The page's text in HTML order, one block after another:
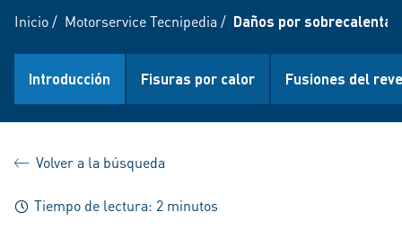
Inicio/ Motorservice Tecnipedia / Daños por
Introducción Fisuras por calor Fusiones del
Volver a la búsqueda
Tiempo de lectura: 2 minutos